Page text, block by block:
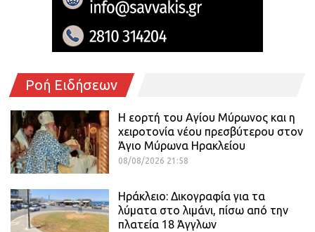
Ροή Ειδήσεων
Η εορτή του Αγίου Μύρωνος και η
χειροτονία νέου πρεσβύτερου στον
Άγιο Μύρωνα Ηρακλείου
08/08/2026 21:58
Ηράκλειο: Δικογραφία για τα
λύματα στο λιμάνι, πίσω από την
πλατεία 18 Άγγλων